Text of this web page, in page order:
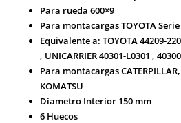
Para rueda 600×9
Para montacargas TOYOTA
Equivalente a: TOYOTA 44209-
, UNICARRIER 40301-L0301 ,
Para montacargas
KOMATSU
Diametro Interior 150 mm
6 Huecos